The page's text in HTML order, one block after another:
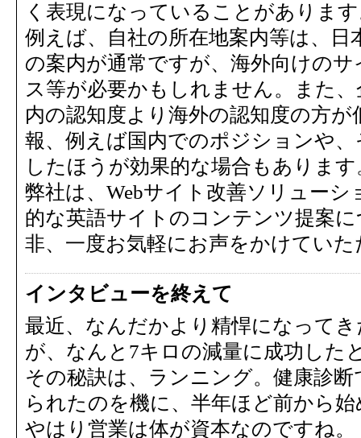
く表現になっていることがありま
例えば、自社の所在地案内等は、
の案内が通常ですが、海外向けの
ス等が必要かもしれません。また
内の認知度より海外の認知度の方
報、例えば国内でのポジションや
したほうが効果的な場合もあります
弊社は、Webサイト改善ソリュー
的な英語サイトのコンテンツ提案
非、一度お気軽にお声をかけてい
インタビューを終えて
最近、なんだかより精悍になって
が、なんと7キロの減量に成功した
その秘訣は、ランニング。健康診
られたのを機に、半年ほど前から
やはり営業は体が資本なのですね